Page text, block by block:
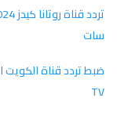
سات
TV